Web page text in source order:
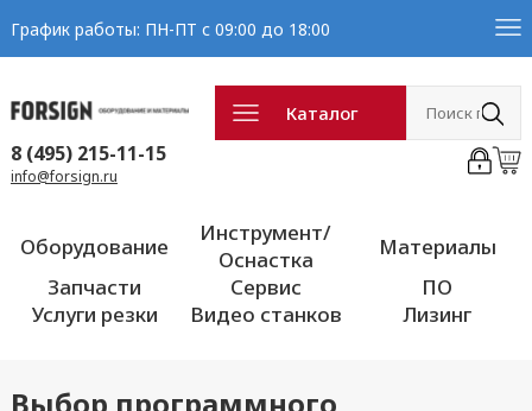
График работы: ПН-ПТ с 09:00 до 18:00
Каталог
8 (495) 215-11-15
info@forsign.ru
Оборудование
Инструмент/
Оснастка
Материалы
Запчасти
Сервис
ПО
Услуги резки
Видео станков Лизинг